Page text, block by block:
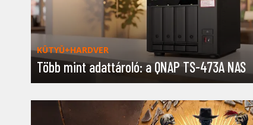
KÜTYÜ+HARDVER
Több mint adattároló: a QNAP TS-473A NAS